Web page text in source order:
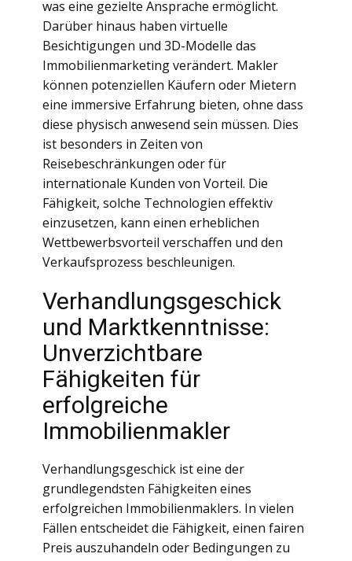
was eine gezielte Ansprache ermöglicht.
Darüber hinaus haben virtuelle
Besichtigungen und 3D-Modelle das
Immobilienmarketing verändert. Makler
können potenziellen Käufern oder Mietern
eine immersive Erfahrung bieten, ohne dass
diese physisch anwesend sein müssen. Dies
ist besonders in Zeiten von
Reisebeschränkungen oder für
internationale Kunden von Vorteil. Die
Fähigkeit, solche Technologien effektiv
einzusetzen, kann einen erheblichen
Wettbewerbsvorteil verschaffen und den
Verkaufsprozess beschleunigen.
Verhandlungsgeschick
und Marktkenntnisse:
Unverzichtbare
Fähigkeiten für
erfolgreiche
Immobilienmakler
Verhandlungsgeschick ist eine der
grundlegendsten Fähigkeiten eines
erfolgreichen Immobilienmaklers. In vielen
Fällen entscheidet die Fähigkeit, einen fairen
Preis auszuhandeln oder Bedingungen zu